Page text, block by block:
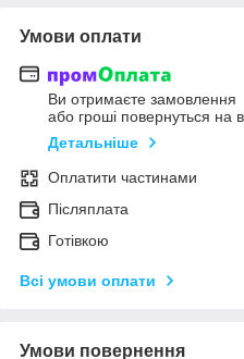
Умови оплати
Ви отримаєте замовлення
або гроші повернуться на
Детальніше
Оплатити частинами
Післяплата
Готівкою
Всі умови оплати
Умови повернення